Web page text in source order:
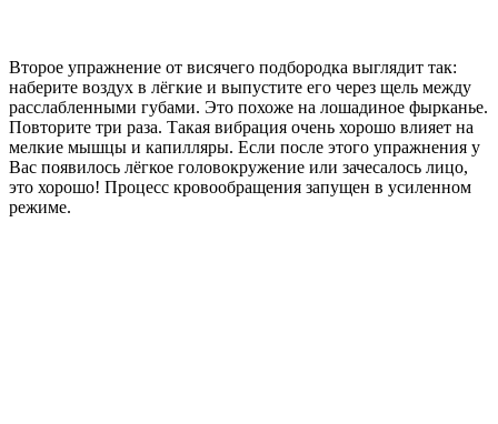
Второе упражнение от висячего подбородка выглядит так:
наберите воздух в лёгкие и выпустите его через щель между
расслабленными губами. Это похоже на лошадиное фырканье.
Повторите три раза. Такая вибрация очень хорошо влияет на
мелкие мышцы и капилляры. Если после этого упражнения у
Вас появилось лёгкое головокружение или зачесалось лицо,
это хорошо! Процесс кровообращения запущен в усиленном
режиме.